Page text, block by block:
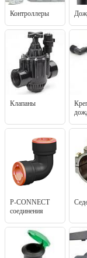
Контроллеры
Клапаны
P-CONNECT
соединения